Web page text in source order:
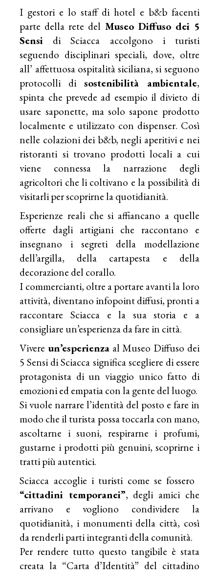
I gestori e lo staff di hotel e b&b facenti
parte della rete del Museo Diffuso dei 5
Sensi di Sciacca accolgono i turisti
seguendo disciplinari speciali, dove, oltre
all’ affettuosa ospitalità siciliana, si seguono
protocolli di sostenibilità ambientale,
spinta che prevede ad esempio il divieto di
usare saponette, ma solo sapone prodotto
localmente e utilizzato con dispenser. Così
nelle colazioni dei b&b, negli aperitivi e nei
ristoranti si trovano prodotti locali a cui
viene connessa la narrazione degli
agricoltori che li coltivano e la possibilità di
visitarli per scoprirne la quotidianità.
Esperienze reali che si affiancano a quelle
offerte dagli artigiani che raccontano e
insegnano i segreti della modellazione
dell’argilla, della cartapesta e della
decorazione del corallo.
I commercianti, oltre a portare avanti la loro
attività, diventano infopoint diffusi, pronti a
raccontare Sciacca e la sua storia e a
consigliare un’esperienza da fare in città.
Vivere ​ un’esperienza​ al Museo Diffuso dei
5 Sensi di Sciacca significa scegliere di essere
protagonista di un viaggio unico fatto di
emozioni ed empatia con la gente del luogo.
Si vuole narrare l’identità del posto e fare in
modo che il turista possa toccarla con mano,
ascoltarne i suoni, respirarne i profumi,
gustarne i prodotti più genuini, scoprirne i
tratti più autentici.
Sciacca accoglie i turisti come se fossero ​
“cittadini temporanei”​, degli amici che
arrivano e vogliono condividere la
quotidianità, i monumenti della città, così
da renderli parti integranti della comunità.
Per rendere tutto questo tangibile è stata
creata la “Carta d’Identità” del cittadino